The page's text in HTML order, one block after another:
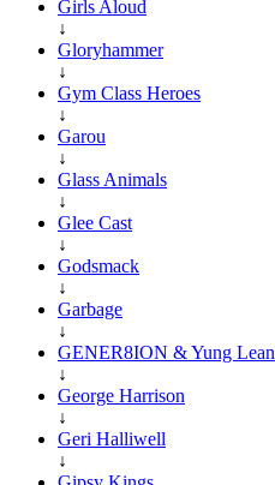
Girls Aloud
↓
Gloryhammer
↓
Gym Class Heroes
↓
Garou
↓
Glass Animals
↓
Glee Cast
↓
Godsmack
↓
Garbage
↓
GENER8ION & Yung Lean
↓
George Harrison
↓
Geri Halliwell
↓